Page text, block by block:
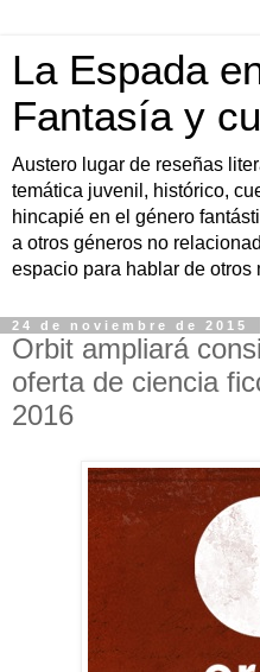
La Espada
Fantasía y
Austero lugar de reseñas
temática juvenil, histórico,
hincapié en el género
a otros géneros no
espacio para hablar de otros
24 de noviembre de 2015
Orbit ampliará
oferta de ciencia
2016